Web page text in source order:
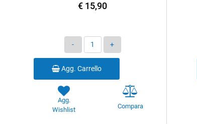
€ 15,90
Quantità
Agg. Carrello
Agg.
Wishlist
Compara